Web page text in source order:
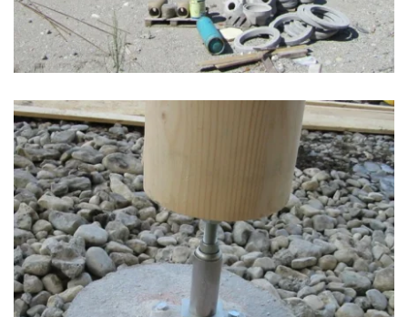
zoom +